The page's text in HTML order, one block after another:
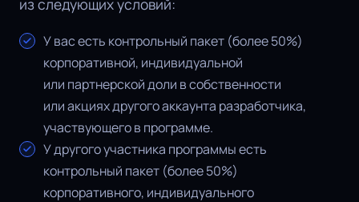
из следующих условий:
У вас есть контрольный пакет (более 50%)
корпоративной, индивидуальной
или партнерской доли в собственности
или акциях другого аккаунта разработчика,
участвующего в программе.
У другого участника программы есть
контрольный пакет (более 50%)
корпоративного, индивидуального